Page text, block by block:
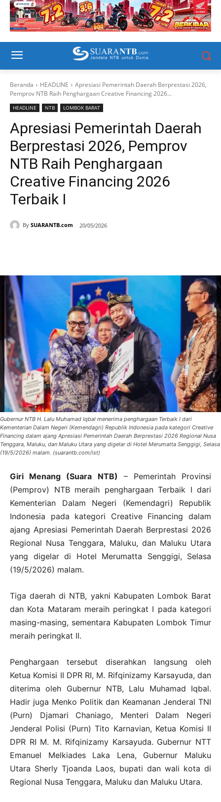
Beranda HEADLINE
Apresiasi Pemerintah Daerah Berprestasi 2026,
Pemprov NTB Raih Penghargaan Creative Financing 2026...
HEADLINE NTB LOMBOK BARAT
Apresiasi Pemerintah Daerah
Berprestasi 2026, Pemprov
NTB Raih Penghargaan
Creative Financing 2026
Terbaik I
By SUARANTB.com 20/05/2026
Gubernur NTB H. Lalu Muhamad Iqbal menerima penghargaan Terbaik I dari
Kementerian Dalam Negeri (Kemendagri) Republik Indonesia pada kategori Creative
Financing dalam ajang Apresiasi Pemerintah Daerah Berprestasi 2026 Regional Nusa
Tenggara, Maluku, dan Maluku Utara yang digelar di Hotel Merumatta Senggigi, Selasa
(19/5/2026) malam. (suarantb.com/ist)
Giri Menang (Suara NTB) – Pemerintah Provinsi
(Pemprov) NTB meraih penghargaan Terbaik I dari
Kementerian Dalam Negeri (Kemendagri) Republik
Indonesia pada kategori Creative Financing dalam
ajang Apresiasi Pemerintah Daerah Berprestasi 2026
Regional Nusa Tenggara, Maluku, dan Maluku Utara
yang digelar di Hotel Merumatta Senggigi, Selasa
(19/5/2026) malam.
Tiga daerah di NTB, yakni Kabupaten Lombok Barat
dan Kota Mataram meraih peringkat I pada kategori
masing-masing, sementara Kabupaten Lombok Timur
meraih peringkat II.
Penghargaan tersebut diserahkan langsung oleh
Ketua Komisi II DPR RI, M. Rifqinizamy Karsayuda, dan
diterima oleh Gubernur NTB, Lalu Muhamad Iqbal.
Hadir juga Menko Politik dan Keamanan Jenderal TNI
(Purn) Djamari Chaniago, Menteri Dalam Negeri
Jenderal Polisi (Purn) Tito Karnavian, Ketua Komisi II
DPR RI M. M. Rifqinizamy Karsayuda. Gubernur NTT
Emanuel Melkiades Laka Lena, Gubernur Maluku
Utara Sherly Tjoanda Laos, bupati dan wali kota di
Regional Nusa Tenggara, Maluku dan Maluku Utara.